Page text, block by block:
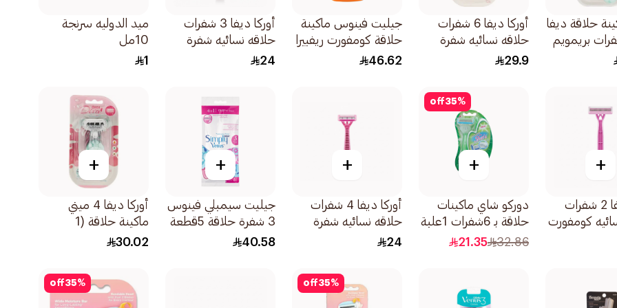
حلاقة ديفا
4 شفرات بريمويم
أوركا ديفا 6 شفرات
حلاقه نسائيه شفرة
حلاقة 3قطعة
29.9
جيليت فينوس ماكينة
حلاقة كومفورت ريفييرا
2قطع
46.62
أوركا ديفا 3 شفرات
حلاقه نسائيه شفرة
حلاقة 6قطعة
24
ميد الدوليه سرنجة
10مل
1
+
أوركا ديفا 2 شفرات
كومفورت
35%
off
+
دوركو شاي ماكينات
حلاقة بـ 6شفرات 1علبة
32.86
21.35
+
أوركا ديفا 4 شفرات
حلاقه نسائيه شفرة
حلاقة 4قطعة
24
+
جيليت سيمبلي فينوس
3 شفرة حلاقة 5قطعة
40.58
+
أوركا ديفا 4 ميني
ماكينة حلاقة (1
30.02
35%
off
35%
off